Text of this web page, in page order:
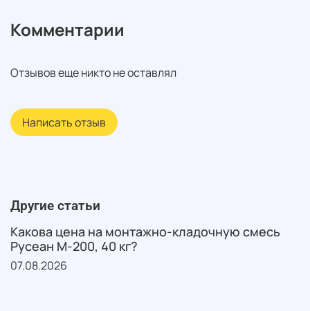
Комментарии
Отзывов еще никто не оставлял
Написать отзыв
Другие статьи
Какова цена на монтажно-кладочную смесь
Русеан М-200, 40 кг?
07.08.2026